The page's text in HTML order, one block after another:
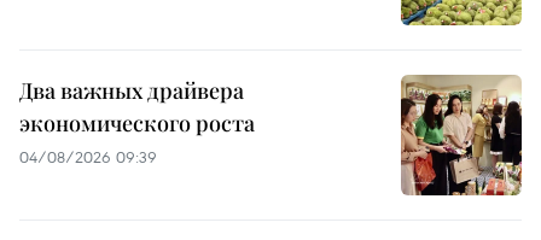
Два важных драйвера
экономического роста
04/08/2026 09:39